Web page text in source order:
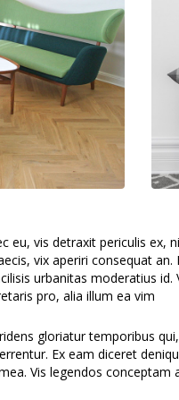
eu, vis detraxit periculis ex,
vix aperiri consequat
urbanitas moderatius
pro, alia illum ea vim
gloriatur temporibus
Ex eam diceret
Vis legendos conceptam